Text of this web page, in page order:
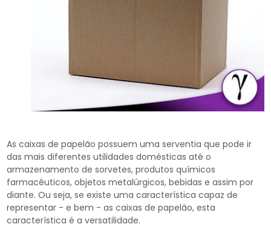
As caixas de papelão possuem uma serventia que pode ir
das mais diferentes utilidades domésticas até o
armazenamento de sorvetes, produtos químicos
farmacêuticos, objetos metalúrgicos, bebidas e assim por
diante. Ou seja, se existe uma característica capaz de
representar - e bem - as caixas de papelão, esta
característica é a versatilidade.